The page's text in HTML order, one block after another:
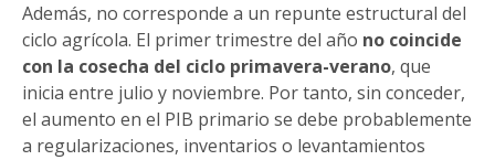
Además, no corresponde a un repunte estructural del
ciclo agrícola. El primer trimestre del año no coincide
con la cosecha del ciclo primavera-verano, que
inicia entre julio y noviembre. Por tanto, sin conceder,
el aumento en el PIB primario se debe probablemente
a regularizaciones, inventarios o levantamientos